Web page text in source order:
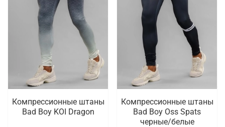
Компрессионные штаны
Bad Boy KOI Dragon
Компрессионные штаны
Bad Boy Oss Spats
черные/белые